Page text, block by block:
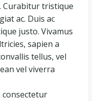
Curabitur tristique
ac. Duis ac
justo. Vivamus
sapien a
tellus, vel
vel viverra